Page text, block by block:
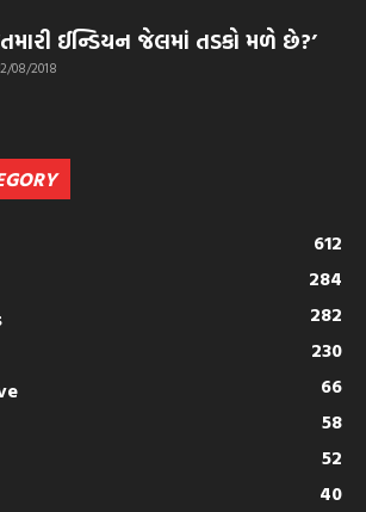
ઈન્ડિયન જેલમાં તડકો મળે છે?’
08/2018
612
284
282
230
66
58
52
40